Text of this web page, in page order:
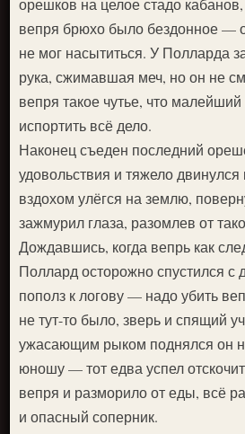
вепря брюхо было бездонное —
не мог насытиться. У Полларда
рука, сжимавшая меч, но он не
вепря такое чутье, что
испортить всё дело.
Наконец съеден последний
удовольствия и тяжело
вздохом улёгся на землю,
зажмурил глаза, разомлев от
Дождавшись, когда вепрь как
Поллард осторожно спустился
пополз к логову — надо убить
не тут-то было, зверь и спящий
ужасающим рыком поднялся он
юношу — тот едва успел
вепря и разморило от еды, всё
и опасный соперник.